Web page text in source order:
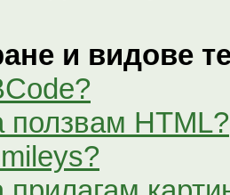
и видове
ползвам HTML?